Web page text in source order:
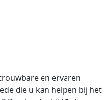
en ervaren
die u kan helpen bij het